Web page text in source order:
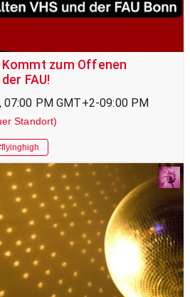
zum Offenen
FAU!
07:00 PM GMT+2-09:00 PM
Standort)